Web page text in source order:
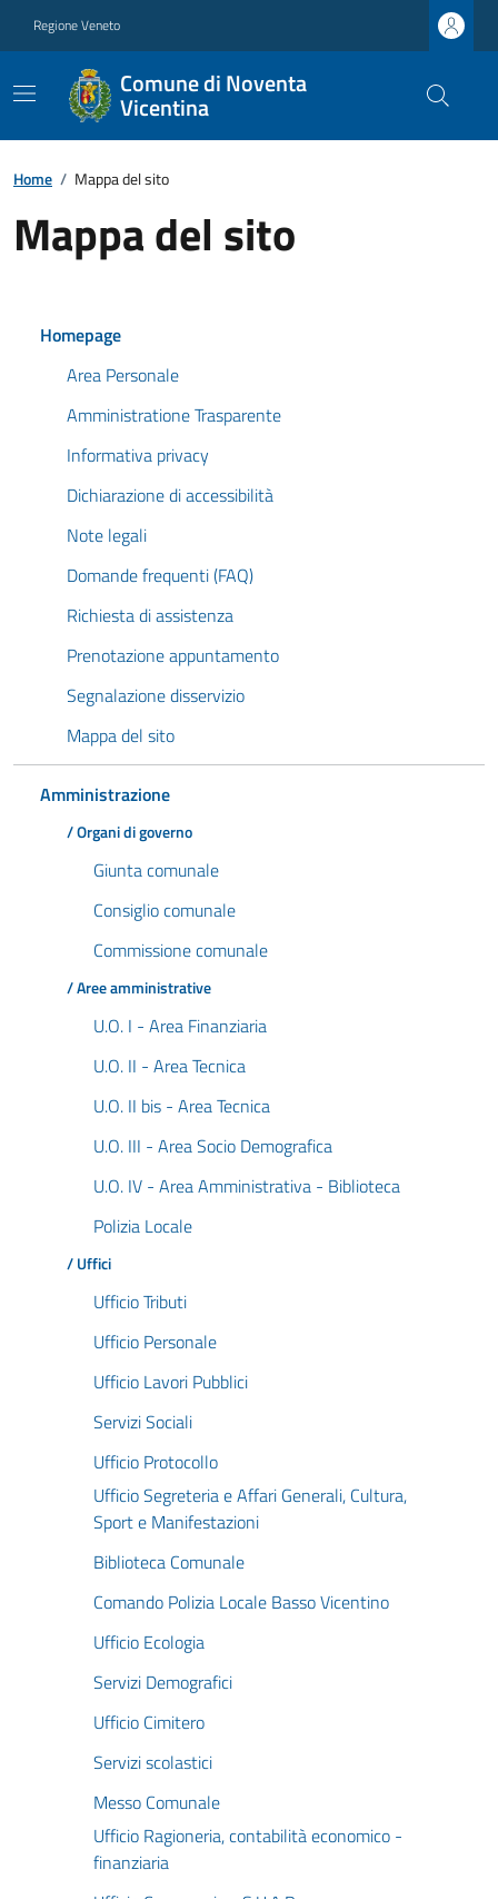
Regione Veneto
Comune di Noventa
Vicentina
Home / Mappa del sito
Mappa del sito
Homepage
Area Personale
Amministratione Trasparente
Informativa privacy
Dichiarazione di accessibilità
Note legali
Domande frequenti (FAQ)
Richiesta di assistenza
Prenotazione appuntamento
Segnalazione disservizio
Mappa del sito
Amministrazione
/ Organi di governo
Giunta comunale
Consiglio comunale
Commissione comunale
/ Aree amministrative
U.O. I - Area Finanziaria
U.O. II - Area Tecnica
U.O. II bis - Area Tecnica
U.O. III - Area Socio Demografica
U.O. IV - Area Amministrativa - Biblioteca
Polizia Locale
/ Uffici
Ufficio Tributi
Ufficio Personale
Ufficio Lavori Pubblici
Servizi Sociali
Ufficio Protocollo
Ufficio Segreteria e Affari Generali, Cultura,
Sport e Manifestazioni
Biblioteca Comunale
Comando Polizia Locale Basso Vicentino
Ufficio Ecologia
Servizi Demografici
Ufficio Cimitero
Servizi scolastici
Messo Comunale
Ufficio Ragioneria, contabilità economico -
finanziaria